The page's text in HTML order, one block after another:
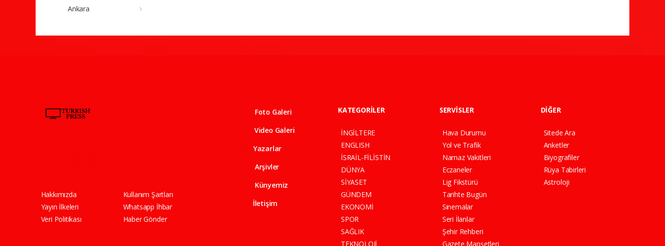
Ankara
Hakkımızda
Yayın İlkeleri
Veri Politikası
Kullanım Şartları
Whatsapp İhbar
Haber Gönder
Foto Galeri
Video Galeri
Yazarlar
Arşivler
Künyemiz
İletişim
KATEGORİLER
İNGİLTERE
ENGLISH
İSRAİL-FİLİSTİN
DÜNYA
SİYASET
GÜNDEM
EKONOMİ
SPOR
SAĞLIK
TEKNOLOJİ
SERVİSLER
Hava Durumu
Yol ve Trafik
Namaz Vakitleri
Eczaneler
Lig Fikstürü
Tarihte Bugün
Sinemalar
Seri İlanlar
Şehir Rehberi
Gazete Manşetleri
DİĞER
Sitede Ara
Anketler
Biyografiler
Rüya Tabirleri
Astroloji